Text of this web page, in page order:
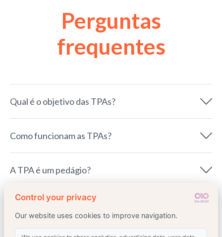
Perguntas
frequentes
Qual é o objetivo das TPAs?
Como funcionam as TPAs?
A TPA é um pedágio?
Ver mais